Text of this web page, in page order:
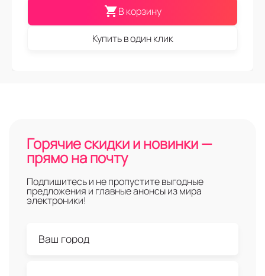
В корзину
Купить в один клик
Горячие скидки и новинки —
прямо на почту
Подпишитесь и не пропустите выгодные
предложения и главные анонсы из мира
электроники!